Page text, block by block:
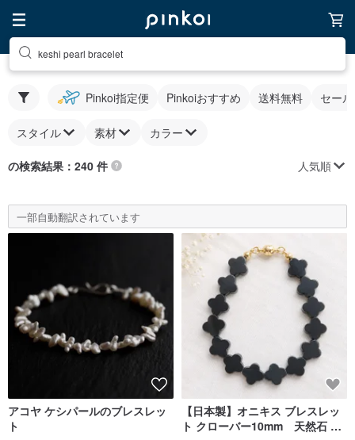
keshi pearl bracelet
Pinkoi指定便 Pinkoiおすすめ 送料無料 セー
スタイル 素材 カラー
の検索結果：240 件 人気順
一部自動翻訳されています
アコヤ ケシパールのブレスレッ
ト
【日本製】オニキス ブレスレッ
ト クローバー10mm 天然石 マ